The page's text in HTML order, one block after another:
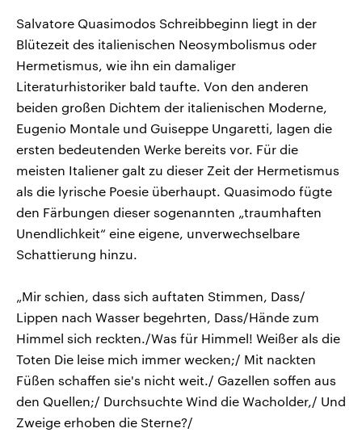
Salvatore Quasimodos Schreibbeginn liegt in der
Blütezeit des italienischen Neosymbolismus oder
Hermetismus, wie ihn ein damaliger
Literaturhistoriker bald taufte. Von den anderen
beiden großen Dichtem der italienischen Moderne,
Eugenio Montale und Guiseppe Ungaretti, lagen die
ersten bedeutenden Werke bereits vor. Für die
meisten Italiener galt zu dieser Zeit der Hermetismus
als die lyrische Poesie überhaupt. Quasimodo fügte
den Färbungen dieser sogenannten „traumhaften
Unendlichkeit“ eine eigene, unverwechselbare
Schattierung hinzu.
„Mir schien, dass sich auftaten Stimmen, Dass/
Lippen nach Wasser begehrten, Dass/Hände zum
Himmel sich reckten./Was für Himmel! Weißer als die
Toten Die leise mich immer wecken;/ Mit nackten
Füßen schaffen sie's nicht weit./ Gazellen soffen aus
den Quellen;/ Durchsuchte Wind die Wacholder,/ Und
Zweige erhoben die Sterne?/